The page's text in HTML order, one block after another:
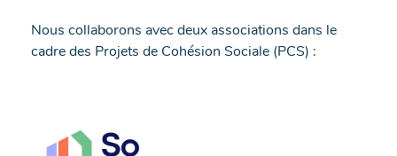
Nous collaborons avec deux associations dans le
cadre des Projets de Cohésion Sociale (PCS) :